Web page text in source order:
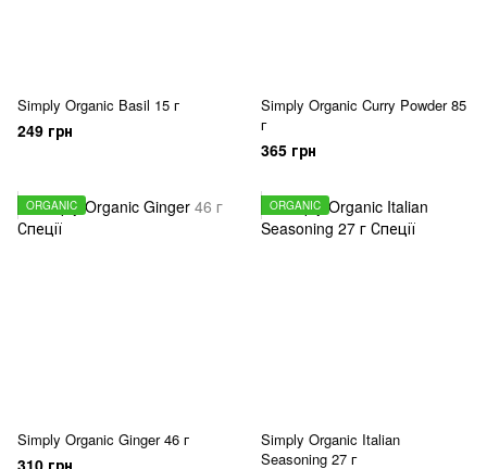
Simply Organic Basil 15 г
249 грн
Simply Organic Curry Powder 85
г
365 грн
ORGANIC
Simply Organic Ginger 46 г
310 грн
ORGANIC
Simply Organic Italian
Seasoning 27 г